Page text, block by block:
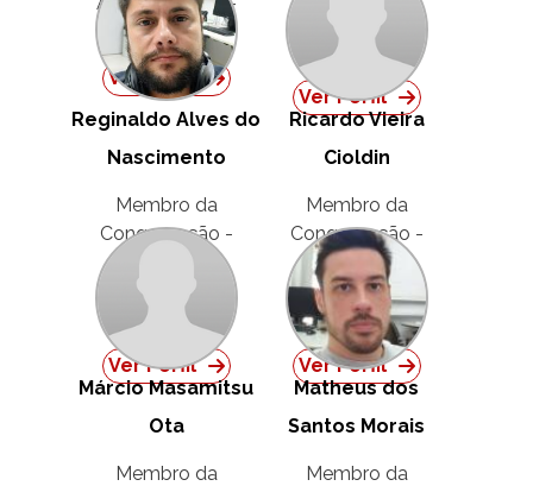
Titular
Ver Perfil
Administrativo -
Titular
Ver Perfil
Reginaldo Alves do
Nascimento
Membro da
Congregação -
Administrativo -
Titular
Ver Perfil
Ricardo Vieira
Cioldin
Membro da
Congregação -
Técnico
Administrativo -
Titular
Ver Perfil
Márcio Masamitsu
Ota
Membro da
Matheus dos
Santos Morais
Membro da